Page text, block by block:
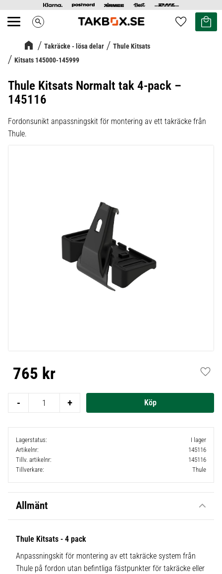
Meny search Favoriter
Kundvagn
Takräcke - lösa delar
Thule Kitsats
Kitsats 145000-145999
Thule Kitsats Normalt tak 4-pack –
145116
Fordonsunikt anpassningskit för montering av ett takräcke från
Thule.
765 kr
+
-
Lagerstatus
I lager
Artikelnr
145116
Tillv. artikelnr
145116
Tillverkare
Thule
Allmänt
Thule Kitsats - 4 pack
Anpassningskit för montering av ett takräcke system från
Thule på fordon utan befintliga fästpunkter för takräcke eller